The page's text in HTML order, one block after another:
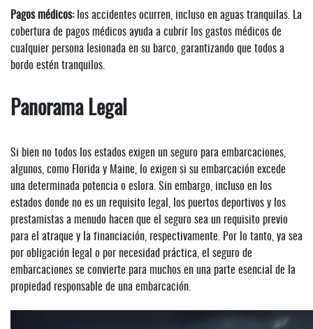
Pagos médicos: los accidentes ocurren, incluso en aguas tranquilas. La
cobertura de pagos médicos ayuda a cubrir los gastos médicos de
cualquier persona lesionada en su barco, garantizando que todos a
bordo estén tranquilos.
Panorama Legal
Si bien no todos los estados exigen un seguro para embarcaciones,
algunos, como Florida y Maine, lo exigen si su embarcación excede
una determinada potencia o eslora. Sin embargo, incluso en los
estados donde no es un requisito legal, los puertos deportivos y los
prestamistas a menudo hacen que el seguro sea un requisito previo
para el atraque y la financiación, respectivamente. Por lo tanto, ya sea
por obligación legal o por necesidad práctica, el seguro de
embarcaciones se convierte para muchos en una parte esencial de la
propiedad responsable de una embarcación.